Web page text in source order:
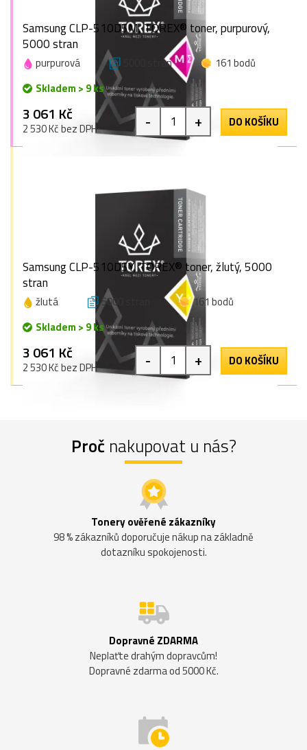
Samsung CLP-510D5M, TOREX® toner, purpurový,
5000 stran
purpurová 5000 stran
161 bodů
Skladem > 9 ks
3 061 Kč
2 530 Kč bez DPH - + DO KOŠÍKU
Samsung CLP-510D5Y, TOREX® toner, žlutý, 5000
stran
žlutá 5000 stran
161 bodů
Skladem > 9 ks
3 061 Kč
2 530 Kč bez DPH - + DO KOŠÍKU
Proč nakupovat u nás?
Tonery ověřené zákazníky
98 % zákazníků doporučuje nákup na základně
dotazníku spokojenosti.
Dopravné ZDARMA
Neplaťte drahým dopravcům!
Dopravné zdarma od 5000 Kč.